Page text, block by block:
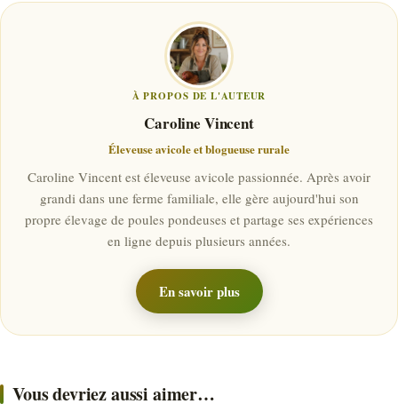
À PROPOS DE L'AUTEUR
Caroline Vincent
Éleveuse avicole et blogueuse rurale
Caroline Vincent est éleveuse avicole passionnée. Après avoir
grandi dans une ferme familiale, elle gère aujourd'hui son
propre élevage de poules pondeuses et partage ses expériences
en ligne depuis plusieurs années.
En savoir plus
Vous devriez aussi aimer…